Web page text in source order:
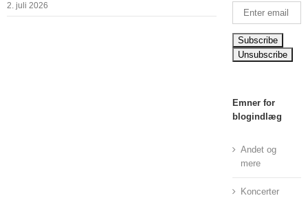
2. juli 2026
Emner for
blogindlæg
Andet og
mere
Koncerter